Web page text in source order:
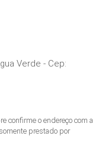
Verde - Cep:
confirme o endereço com a
prestado por